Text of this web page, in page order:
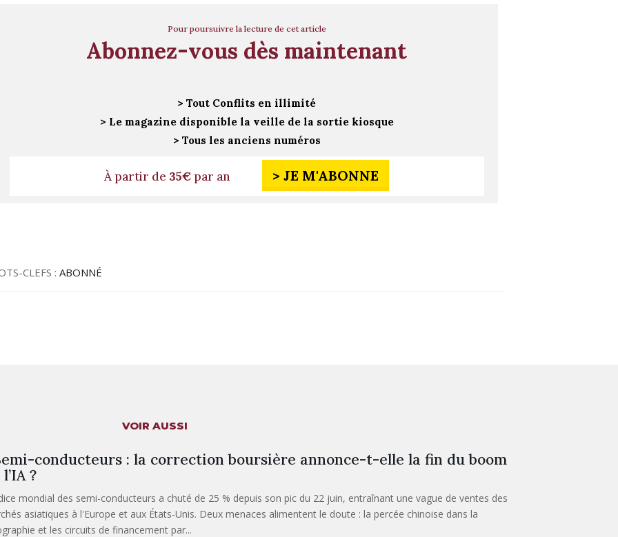
Pour poursuivre la lecture de cet article
Abonnez-vous dès maintenant
> Tout Conflits en illimité
> Le magazine disponible la veille de la sortie kiosque
> Tous les anciens numéros
À partir de 35€par an > JE M'ABONNE
CLEFS :ABONNÉ
VOIR AUSSI
conducteurs : la correction boursière annonce-t-elle la fin du boom
?
mondial des semi-conducteurs a chuté de 25 % depuis son pic du 22 juin, entraînant une vague de ventes des
asiatiques à l'Europe et aux États-Unis. Deux menaces alimentent le doute : la percée chinoise dans la
et les circuits de financement par...